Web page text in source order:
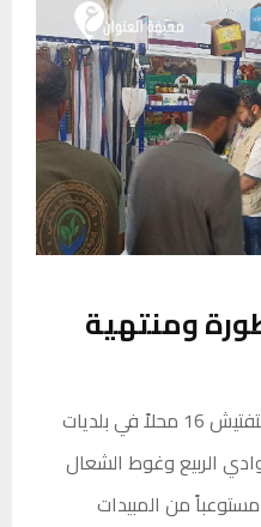
ومنتهية
وفي طرابلس، شملت إجراءات التفتيش 16 محلاً في بلديات
الربيع وغوط الشعال
والنشيع والسبعة، حيث ضُبط 75 مستوعباً من المبيدات